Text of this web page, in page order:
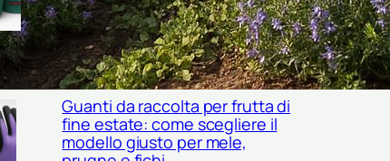
Guanti da raccolta per frutta di
fine estate: come scegliere il
modello giusto per mele,